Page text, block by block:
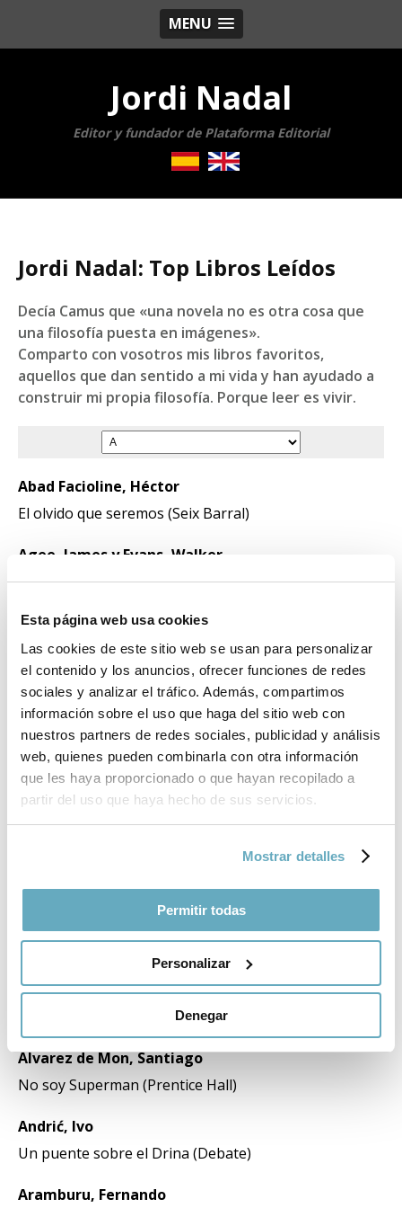
MENU
Esta página web usa cookies
Las cookies de este sitio web se usan para personalizar
el contenido y los anuncios, ofrecer funciones de redes
sociales y analizar el tráfico. Además, compartimos
información sobre el uso que haga del sitio web con
nuestros partners de redes sociales, publicidad y análisis
web, quienes pueden combinarla con otra información
que les haya proporcionado o que hayan recopilado a
partir del uso que haya hecho de sus servicios.
Mostrar detalles
Permitir todas
Personalizar
Denegar
Jordi Nadal
Editor y fundador de Plataforma Editorial
Jordi Nadal: Top Libros Leídos
Decía Camus que «una novela no es otra cosa que
una filosofía puesta en imágenes».
Comparto con vosotros mis libros favoritos,
aquellos que dan sentido a mi vida y han ayudado a
construir mi propia filosofía. Porque leer es vivir.
Abad Facioline, Héctor
El olvido que seremos (Seix Barral)
Agee, James y Evans, Walker
Elogiemos ahora a hombres famosos (Ariel)
Agueiev, M.
Novela con cocaína (Seix Barral)
Ajar, Émile
La vida ante sí (Plataforma Editorial)
Albom, Mitch
Tuesdays with Morrie (Doubleday)
Aldecoa, Ignacio
Alonso, Mario
capacidades del liderazgo (Empresa Activa)
Reinventarse. Tu segunda oportunidad (Plataforma
Álvarez de Mon, Santiago
No soy Superman (Prentice Hall)
Andrić, Ivo
Un puente sobre el Drina (Debate)
Aramburu, Fernando